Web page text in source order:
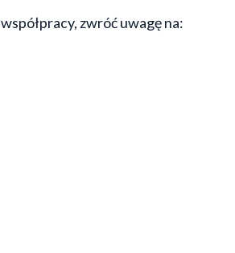
zwróć uwagę na: